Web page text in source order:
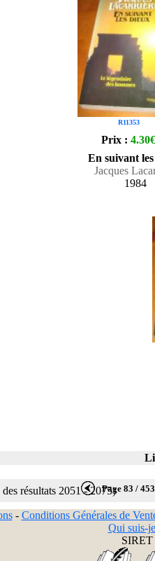
R11353
Prix : 4.30€
En suivant
Jacques
1984
résultats 2051 - 2075)Page 83 / 453
- Conditions Générales de
Qui suis-
SIRET